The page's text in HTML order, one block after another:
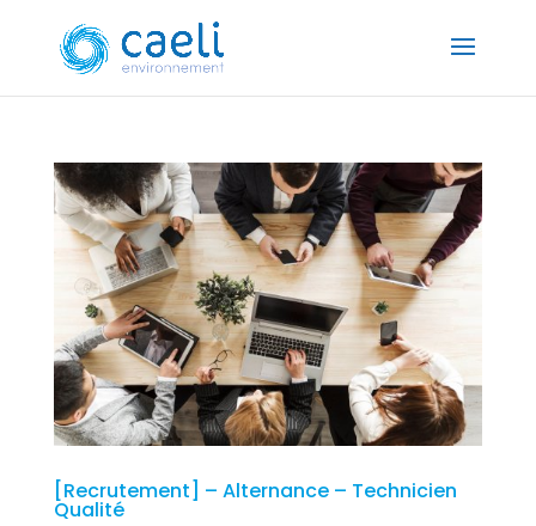
[Recrutement] – Alternance – Technicien
Qualité